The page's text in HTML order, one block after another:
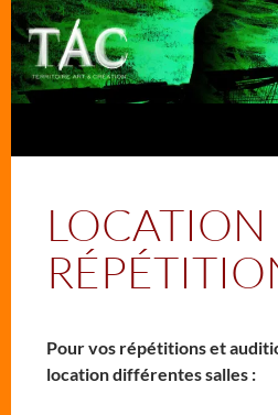
Aller
au
contenu
LOCATION
Pour vos répétitions et
location différentes salles :